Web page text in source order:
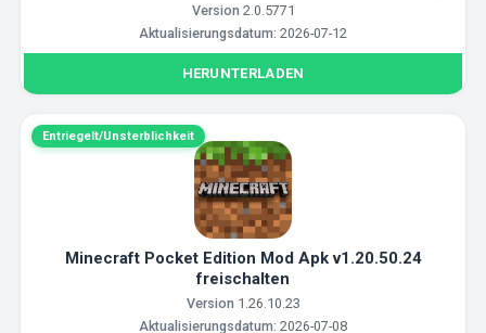
Version 2.0.5771
Aktualisierungsdatum: 2026-07-12
HERUNTERLADEN
Entriegelt/Unsterblichkeit
Minecraft Pocket Edition Mod Apk v1.20.50.24
freischalten
Version 1.26.10.23
Aktualisierungsdatum: 2026-07-08